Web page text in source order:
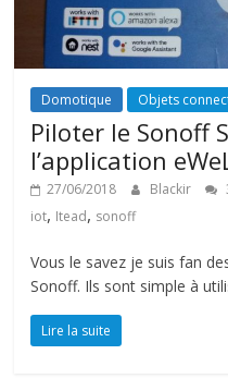
Domotique Objets
Piloter le Sonoff
l’application
27/06/2018 Blackir
iot, Itead, sonoff
Vous le savez je suis fan
Sonoff. Ils sont simple à
Lire la suite